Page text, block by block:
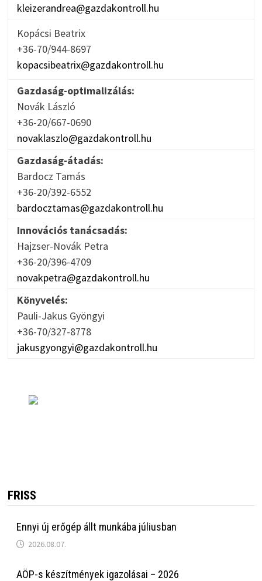
kleizerandrea@gazdakontroll.hu
Kopácsi Beatrix
+36-70/944-8697
kopacsibeatrix@gazdakontroll.hu
Gazdaság-optimalizálás:
Novák László
+36-20/667-0690
novaklaszlo@gazdakontroll.hu
Gazdaság-átadás:
Bardocz Tamás
+36-20/392-6552
bardocztamas@gazdakontroll.hu
Innovációs tanácsadás:
Hajzser-Novák Petra
+36-20/396-4709
novakpetra@gazdakontroll.hu
Könyvelés:
Pauli-Jakus Gyöngyi
+36-70/327-8778
jakusgyongyi@gazdakontroll.hu
FRISS
Ennyi új erőgép állt munkába júliusban
2026.08.07.
AÖP-s készítmények igazolásai – 2026